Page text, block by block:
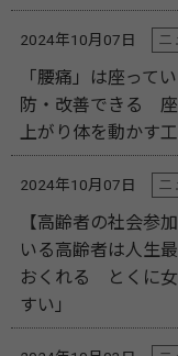
2024年10月07日 ニ
「腰痛」は座って
防・改善できる
上がり体を動かす
2024年10月07日 ニ
【高齢者の社会参
いる高齢者は人生
おくれる とくに
すい」